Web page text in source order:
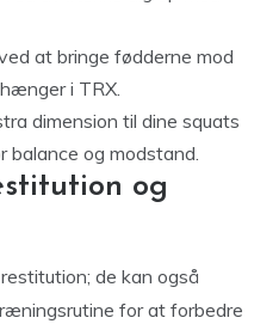
at bringe fødderne mod
i TRX.
dimension til dine squats
balance og modstand.
og
de kan også
for at forbedre